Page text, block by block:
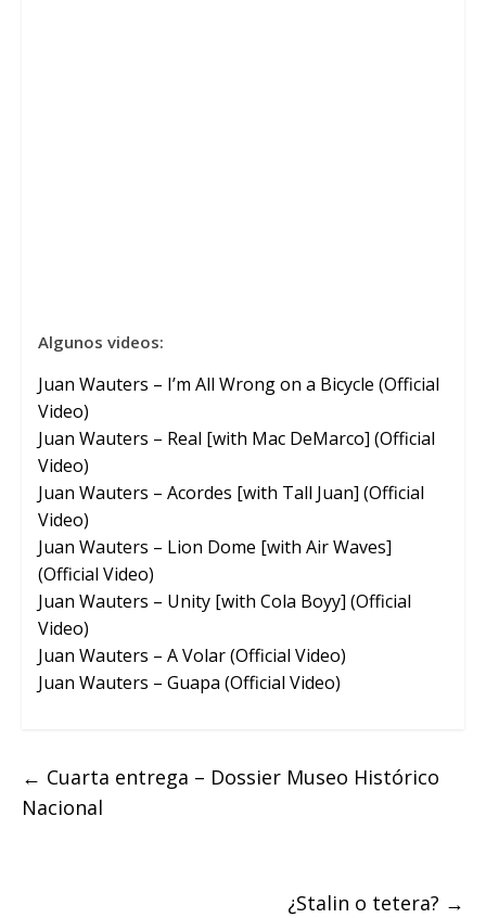
Algunos videos:
Juan Wauters – I’m All Wrong on a Bicycle (Official
Video)
Juan Wauters – Real [with Mac DeMarco] (Official
Video)
Juan Wauters – Acordes [with Tall Juan] (Official
Video)
Juan Wauters – Lion Dome [with Air Waves]
(Official Video)
Juan Wauters – Unity [with Cola Boyy] (Official
Video)
Juan Wauters – A Volar (Official Video)
Juan Wauters – Guapa (Official Video)
← Cuarta entrega – Dossier Museo Histórico
Nacional
¿Stalin o tetera? →